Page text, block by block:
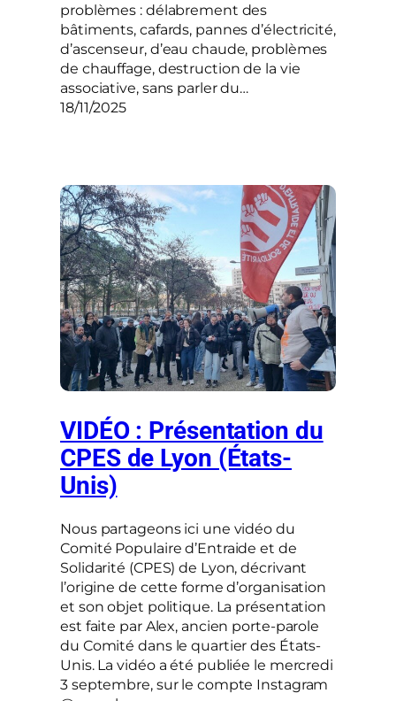
problèmes : délabrement des
bâtiments, cafards, pannes d’électricité,
d’ascenseur, d’eau chaude, problèmes
de chauffage, destruction de la vie
associative, sans parler du…
18/11/2025
VIDÉO : Présentation du
CPES de Lyon (États-
Unis)
Nous partageons ici une vidéo du
Comité Populaire d’Entraide et de
Solidarité (CPES) de Lyon, décrivant
l’origine de cette forme d’organisation
et son objet politique. La présentation
est faite par Alex, ancien porte-parole
du Comité dans le quartier des États-
Unis. La vidéo a été publiée le mercredi
3 septembre, sur le compte Instagram